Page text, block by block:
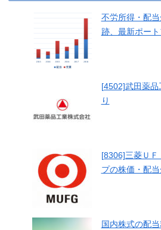
不労所得・配
跡、最新ポー
[4502]武田薬
り
[8306]三菱Ｕ
プの株価・配
国内株式の配